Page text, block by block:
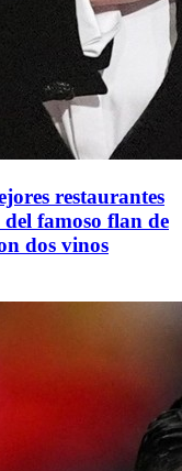
restaurantes
del famoso flan de
dos vinos